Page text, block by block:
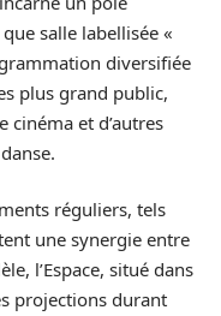
salle labellisée «
diversifiée
plus grand public,
et d’autres
réguliers, tels
une synergie entre
l’Espace, situé dans
projections durant